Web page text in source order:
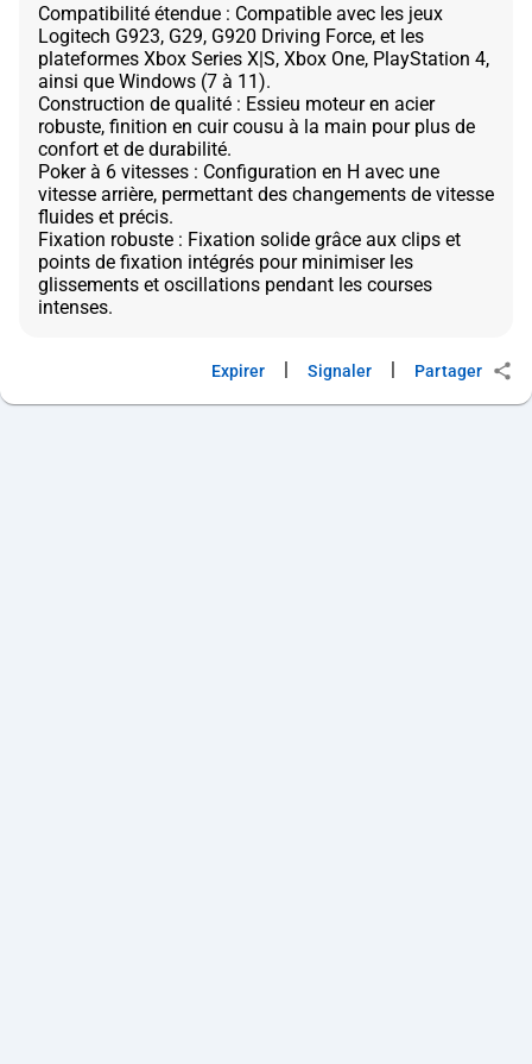
Compatibilité étendue : Compatible avec les jeux
Logitech G923, G29, G920 Driving Force, et les
plateformes Xbox Series X|S, Xbox One, PlayStation 4,
ainsi que Windows (7 à 11).
Construction de qualité : Essieu moteur en acier
robuste, finition en cuir cousu à la main pour plus de
confort et de durabilité.
Poker à 6 vitesses : Configuration en H avec une
vitesse arrière, permettant des changements de vitesse
fluides et précis.
Fixation robuste : Fixation solide grâce aux clips et
points de fixation intégrés pour minimiser les
glissements et oscillations pendant les courses
Expirer | Signaler | Partager